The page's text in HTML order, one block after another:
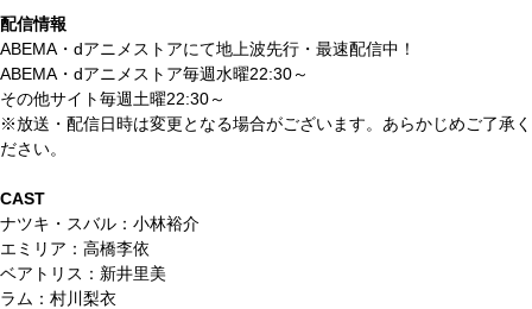
配信情報
ABEMA・dアニメストアにて地上波先行・最速配信中！
ABEMA・dアニメストア毎週水曜22:30～
その他サイト毎週土曜22:30～
※放送・配信日時は変更となる場合がございます。あらかじめご了承く
ださい。
CAST
ナツキ・スバル：小林裕介
エミリア：高橋李依
ベアトリス：新井里美
ラム：村川梨衣